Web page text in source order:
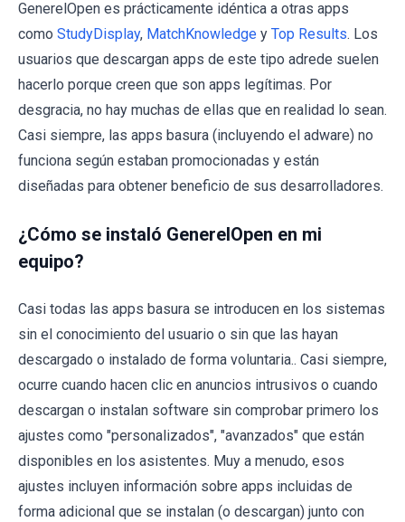
GenerelOpen es prácticamente idéntica a otras apps
como StudyDisplay, MatchKnowledge y Top Results. Los
usuarios que descargan apps de este tipo adrede suelen
hacerlo porque creen que son apps legítimas. Por
desgracia, no hay muchas de ellas que en realidad lo sean.
Casi siempre, las apps basura (incluyendo el adware) no
funciona según estaban promocionadas y están
diseñadas para obtener beneficio de sus desarrolladores.
¿Cómo se instaló GenerelOpen en mi
equipo?
Casi todas las apps basura se introducen en los sistemas
sin el conocimiento del usuario o sin que las hayan
descargado o instalado de forma voluntaria.. Casi siempre,
ocurre cuando hacen clic en anuncios intrusivos o cuando
descargan o instalan software sin comprobar primero los
ajustes como "personalizados", "avanzados" que están
disponibles en los asistentes. Muy a menudo, esos
ajustes incluyen información sobre apps incluidas de
forma adicional que se instalan (o descargan) junto con